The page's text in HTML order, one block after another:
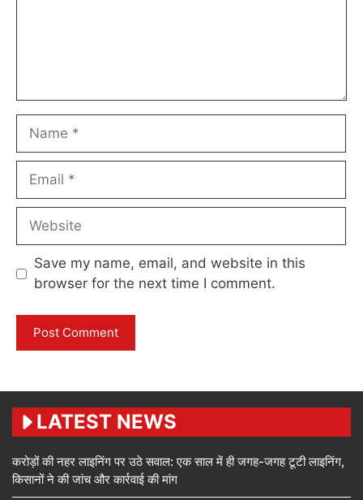
Name
Email
Website
Save my name, email, and website in this
browser for the next time I comment.
LATEST NEWS
करोड़ों की नहर लाइनिंग पर उठे सवाल: एक साल में ही जगह-जगह टूटी लाइनिंग,
किसानों ने की जांच और कार्रवाई की मांग